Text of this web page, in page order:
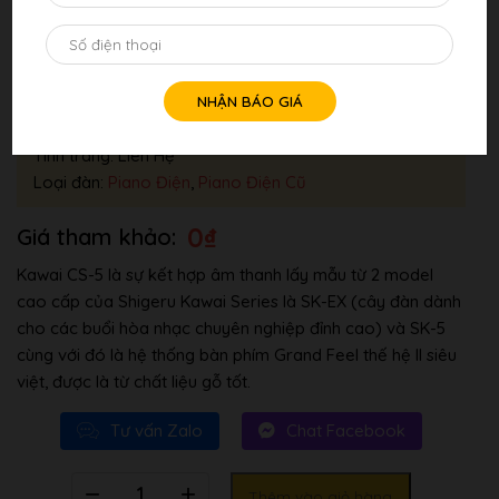
Đàn Piano Điện KAWAI CS5
Tình trang: Liên Hệ
Loại đàn: Piano Điện, Piano Điện Cũ
0₫
Kawai CS-5 là sự kết hợp âm thanh lấy mẫu từ 2 model
cao cấp của Shigeru Kawai Series là SK-EX (cây đàn dành
cho các buổi hòa nhạc chuyên nghiệp đỉnh cao) và SK-5
cùng với đó là hệ thống bàn phím Grand Feel thế hệ II siêu
việt, được là từ chất liệu gỗ tốt.
Tư vấn Zalo Chat Facebook